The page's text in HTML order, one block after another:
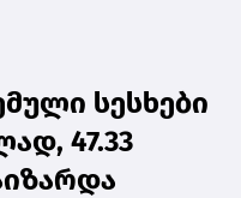
სესხები
47.33